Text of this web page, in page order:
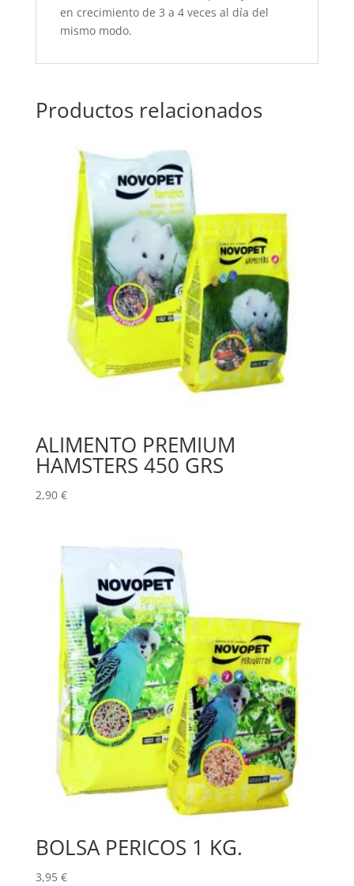
en crecimiento de 3 a 4 veces al día del
mismo modo.
Productos relacionados
ALIMENTO PREMIUM
HAMSTERS 450 GRS
2,90 €
BOLSA PERICOS 1 KG.
3,95 €